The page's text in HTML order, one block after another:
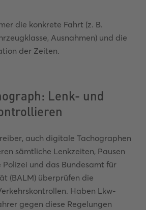
die konkrete Fahrt (z. B.
Ausnahmen) und die
der Zeiten.
Lenk- und
auch digitale Tachographen
sämtliche Lenkzeiten, Pausen
Polizei und das Bundesamt für
(BALM) überprüfen die
Haben Lkw-
gegen diese Regelungen